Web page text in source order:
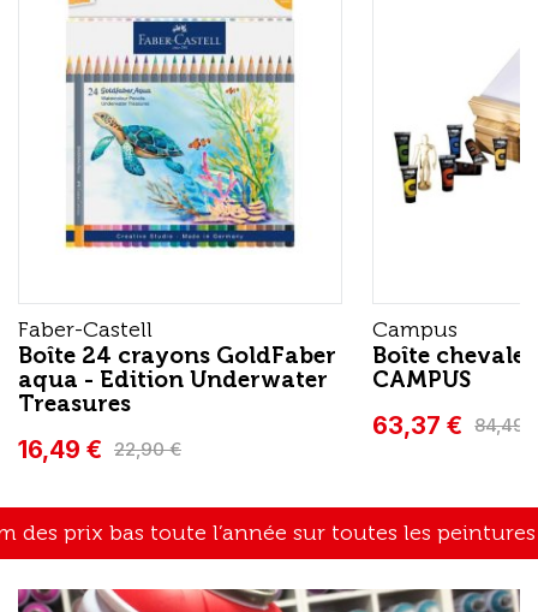
Faber-Castell
Boîte 24 crayons GoldFaber
aqua - Edition Underwater
Treasures
16,49 € 22,90 €
Campus
Boîte
CAMPUS
63,37 € 84,49
prix bas toute l’année sur toutes les peintures